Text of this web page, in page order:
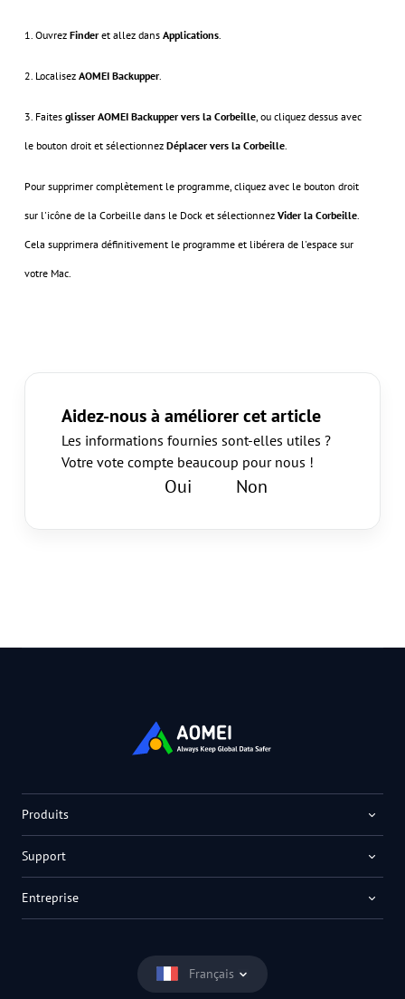
1. Ouvrez Finderet allez dans Applications.
2. Localisez AOMEI Backupper.
3. Faites glisser AOMEI Backupper vers la Corbeille, ou cliquez dessus avec
le bouton droit et sélectionnez Déplacer vers la Corbeille.
Pour supprimer complètement le programme, cliquez avec le bouton droit
sur l'icône de la Corbeille dans le Dock et sélectionnez Vider la Corbeille.
Cela supprimera définitivement le programme et libérera de l'espace sur
votre Mac.
Aidez-nous à améliorer cet article
Les informations fournies sont-elles utiles ?
Votre vote compte beaucoup pour nous !
Oui Non
Français
Produits
Support
Entreprise